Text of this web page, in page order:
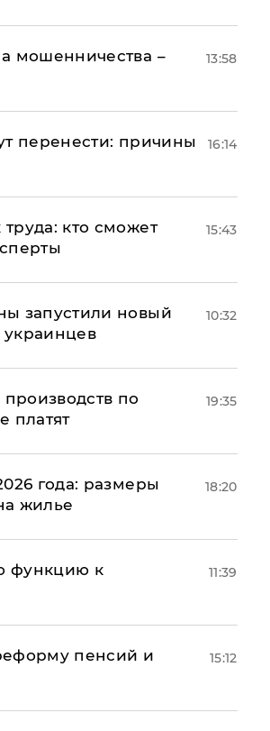
мошенничества –
13:58
перенести: причины
16:14
кто сможет
15:43
запустили новый
10:32
по
платят
19:35
года: размеры
жилье
18:20
функцию к
11:39
пенсий и
15:12